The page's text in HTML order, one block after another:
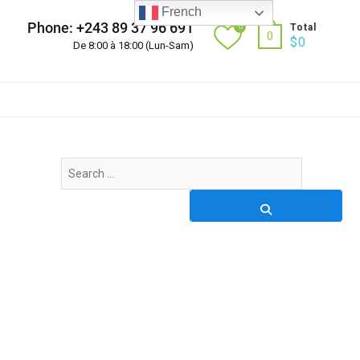
Phone: +243 89 37 96 691
De 8:00 à 18:00 (Lun-Sam)
0
0
Total
$0
Search
French